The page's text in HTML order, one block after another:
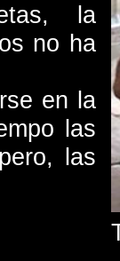
la
no ha
en la
las
las